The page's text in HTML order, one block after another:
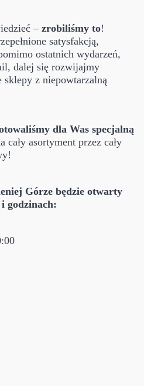
– zrobiliśmy to!
satysfakcją,
ostatnich wydarzeń,
dalej się rozwijajmy
z niepowtarzalną
dla Was specjalną
cały asortyment przez cały
Górze będzie otwarty
godzinach: